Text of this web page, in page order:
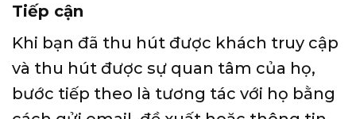
Tiếp cận
Khi bạn đã thu hút được khách truy cập
và thu hút được sự quan tâm của họ,
bước tiếp theo là tương tác với họ bằng